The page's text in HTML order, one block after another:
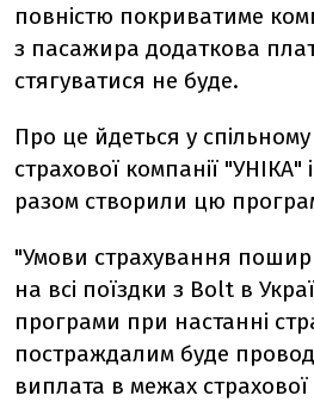
повністю покриватиме
з пасажира додаткова
стягуватися не буде.
Про це йдеться у спільному
страхової компанії "УНІКА"
разом створили цю
"Умови страхування
на всі поїздки з Bolt в
програми при настанні
постраждалим буде
виплата в межах